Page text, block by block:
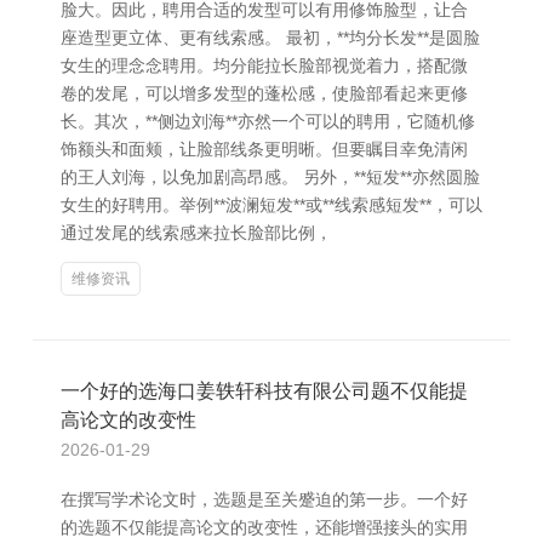
脸大。因此，聘用合适的发型可以有用修饰脸型，让合
座造型更立体、更有线索感。 最初，**均分长发**是圆脸
女生的理念念聘用。均分能拉长脸部视觉着力，搭配微
卷的发尾，可以增多发型的蓬松感，使脸部看起来更修
长。其次，**侧边刘海**亦然一个可以的聘用，它随机修
饰额头和面颊，让脸部线条更明晰。但要瞩目幸免清闲
的王人刘海，以免加剧高昂感。 另外，**短发**亦然圆脸
女生的好聘用。举例**波澜短发**或**线索感短发**，可以
通过发尾的线索感来拉长脸部比例，
维修资讯
一个好的选海口姜轶轩科技有限公司题不仅能提
高论文的改变性
2026-01-29
在撰写学术论文时，选题是至关蹙迫的第一步。一个好
的选题不仅能提高论文的改变性，还能增强接头的实用